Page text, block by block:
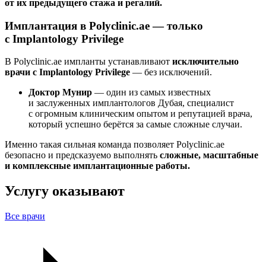
от их предыдущего стажа и регалий.
Имплантация в Polyclinic.ae — только
с Implantology Privilege
В Polyclinic.ae импланты устанавливают исключительно
врачи с Implantology Privilege — без исключений.
Доктор Мунир — один из самых известных
и заслуженных имплантологов Дубая, специалист
с огромным клиническим опытом и репутацией врача,
который успешно берётся за самые сложные случаи.
Именно такая сильная команда позволяет Polyclinic.ae
безопасно и предсказуемо выполнять сложные, масштабные
и комплексные имплантационные работы.
Услугу оказывают
Все врачи